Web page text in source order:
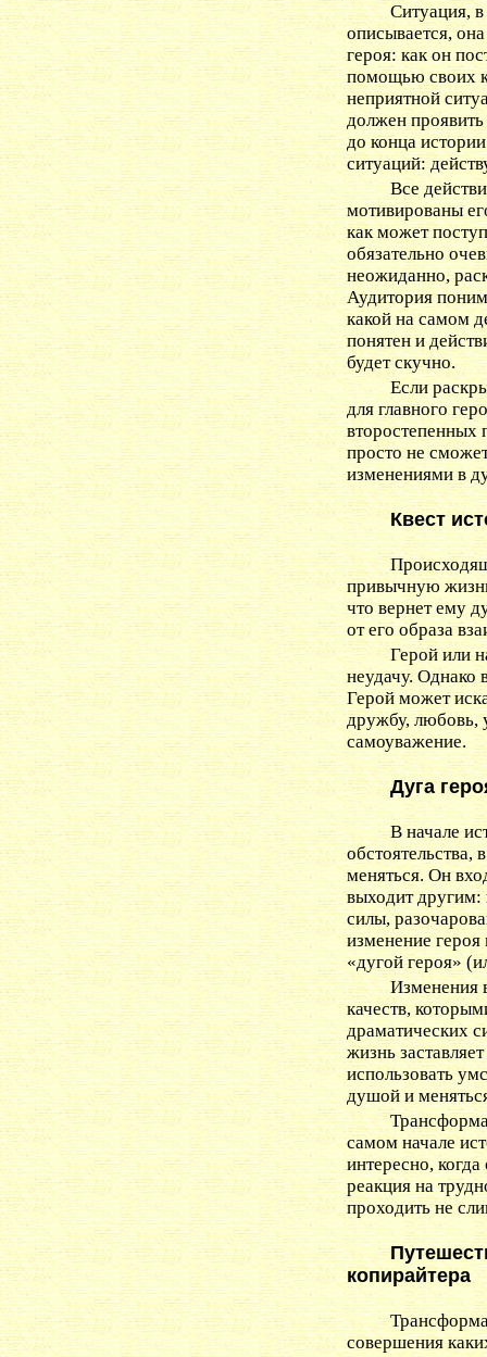
Ситуация, в
описывается,
героя: как он
помощью своих
неприятной
должен проявить
до конца
ситуаций:
Все
мотивированы
как может
обязательно
неожиданно,
Аудитория
какой на самом
понятен и
будет скучно.
Если
для главного
второстепенных
просто не
изменениями в
Квест
привычную
что вернет ему
от его образа
Герой или
неудачу. Однако
Герой может
дружбу,
самоуважение.
Дуга
В начале
обстоятельства,
меняться. Он
выходит
силы,
изменение
«дугой героя»
Изменения
качеств,
драматических
жизнь
использовать
душой и
самом начале
интересно,
реакция на
проходить не
копирайтера
совершения